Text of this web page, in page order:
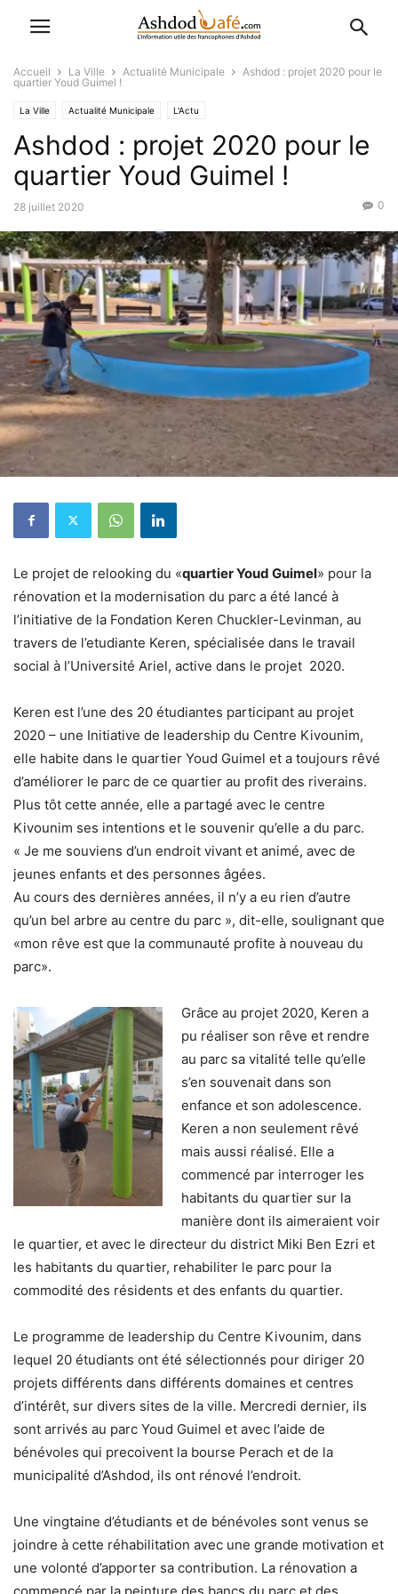
Accueil La Ville Actualité Municipale
Ashdod : projet 2020 pour le
quartier Youd Guimel !
La Ville Actualité Municipale L'Actu
Ashdod : projet 2020 pour le
quartier Youd Guimel !
28 juillet 2020 0
Le projet de relooking du «quartier Youd Guimel» pour la
rénovation et la modernisation du parc a été lancé à
l’initiative de la Fondation Keren Chuckler-Levinman, au
travers de l’etudiante Keren, spécialisée dans le travail
social à l’Université Ariel, active dans le projet 2020.
Keren est l’une des 20 étudiantes participant au projet
2020 – une Initiative de leadership du Centre Kivounim,
elle habite dans le quartier Youd Guimel et a toujours rêvé
d’améliorer le parc de ce quartier au profit des riverains.
Plus tôt cette année, elle a partagé avec le centre
Kivounim ses intentions et le souvenir qu’elle a du parc.
« Je me souviens d’un endroit vivant et animé, avec de
jeunes enfants et des personnes âgées.
Au cours des dernières années, il n’y a eu rien d’autre
qu’un bel arbre au centre du parc », dit-elle, soulignant que
«mon rêve est que la communauté profite à nouveau du
parc».
Grâce au projet 2020, Keren a
pu réaliser son rêve et rendre
au parc sa vitalité telle qu’elle
s’en souvenait dans son
enfance et son adolescence.
Keren a non seulement rêvé
mais aussi réalisé. Elle a
commencé par interroger les
habitants du quartier sur la
manière dont ils aimeraient voir
le quartier, et avec le directeur du district Miki Ben Ezri et
les habitants du quartier, rehabiliter le parc pour la
commodité des résidents et des enfants du quartier.
Le programme de leadership du Centre Kivounim, dans
lequel 20 étudiants ont été sélectionnés pour diriger 20
projets différents dans différents domaines et centres
d’intérêt, sur divers sites de la ville. Mercredi dernier, ils
sont arrivés au parc Youd Guimel et avec l’aide de
bénévoles qui precoivent la bourse Perach et de la
municipalité d’Ashdod, ils ont rénové l’endroit.
Une vingtaine d’étudiants et de bénévoles sont venus se
joindre à cette réhabilitation avec une grande motivation et
une volonté d’apporter sa contribution. La rénovation a